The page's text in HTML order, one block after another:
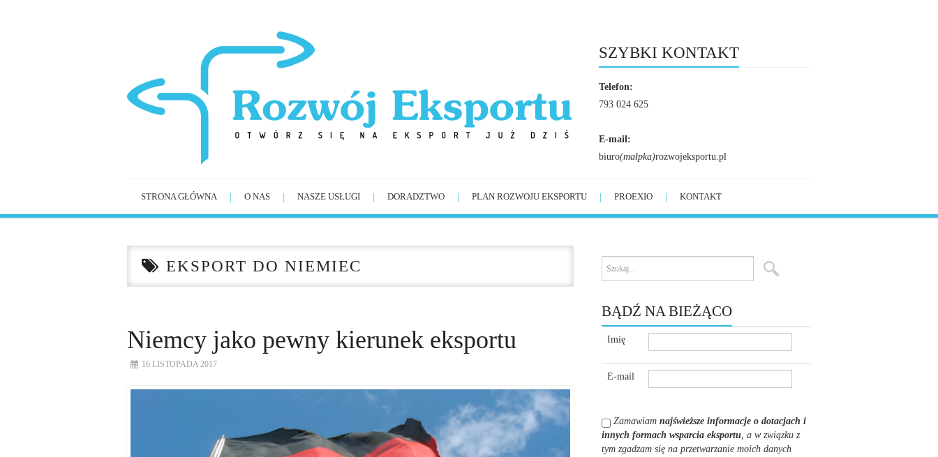
SZYBKI KONTAKT
Telefon:
793 024 625
E-mail:
biuro(małpka)rozwojeksportu.pl
STRONA GŁÓWNA O NAS NASZE USŁUGI DORADZTWO PLAN ROZWOJU EKSPORTU PROEXIO KONTAKT
EKSPORT DO NIEMIEC
Niemcy jako pewny kierunek eksportu
16 LISTOPADA 2017
BĄDŹ NA BIEŻĄCO
Imię
E-mail
Zamawiam najświeższe informacje o dotacjach i
innych formach wsparcia eksportu, a w związku z
tym zgadzam się na przetwarzanie moich danych